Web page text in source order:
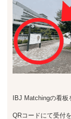
IBJ Matchingの看板
QRコードにて受付